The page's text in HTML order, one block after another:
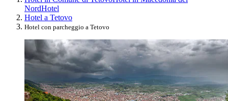
NordHotel
Hotel a Tetovo
Hotel con parcheggio a Tetovo